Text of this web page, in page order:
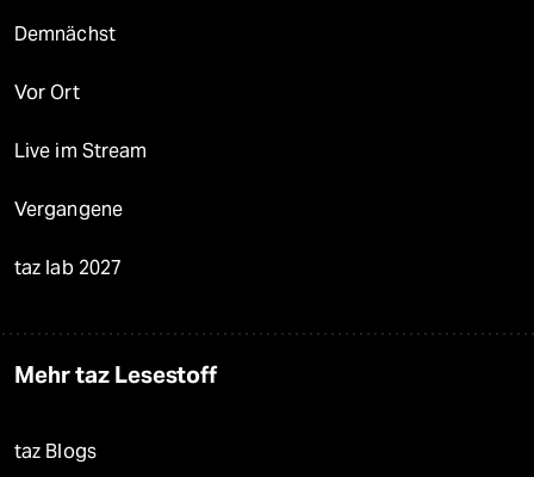
Demnächst
Vor Ort
Live im Stream
Vergangene
taz lab 2027
Mehr taz Lesestoff
taz Blogs